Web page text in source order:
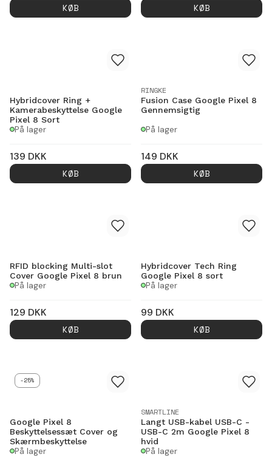
KØB
KØB
Hybridcover Ring +
Kamerabeskyttelse Google
Pixel 8 Sort
På lager
139 DKK
KØB
RINGKE
Fusion Case Google Pixel 8
Gennemsigtig
På lager
149 DKK
KØB
RFID blocking Multi-slot
Cover Google Pixel 8 brun
På lager
129 DKK
KØB
Hybridcover Tech Ring
Google Pixel 8 sort
På lager
99 DKK
KØB
-25%
Google Pixel 8
Beskyttelsessæt Cover og
Skærmbeskyttelse
På lager
SMARTLINE
Langt USB-kabel USB-C -
USB-C 2m Google Pixel 8
hvid
På lager